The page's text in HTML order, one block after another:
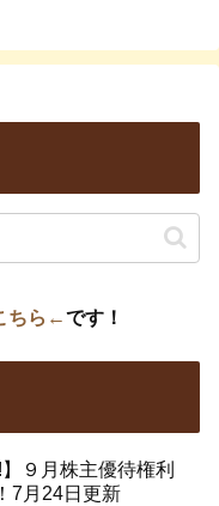
ちら←です！
】９月株主優待権利
7月24日更新